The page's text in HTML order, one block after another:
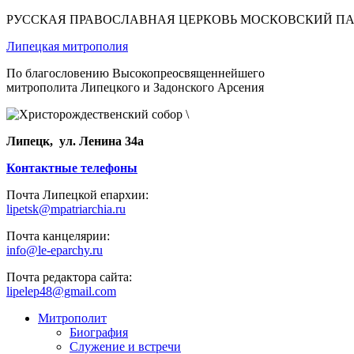
РУССКАЯ ПРАВОСЛАВНАЯ ЦЕРКОВЬ МОСКОВСКИЙ
Липецкая митрополия
По благословению Высокопреосвященнейшего
митрополита Липецкого и Задонского Арсения
Липецк, ул. Ленина 34а
Контактные телефоны
Почта Липецкой епархии:
lipetsk@mpatriarchia.ru
Почта канцелярии:
info@le-eparchy.ru
Почта редактора сайта:
lipelep48@gmail.com
Митрополит
Биография
Служение и встречи